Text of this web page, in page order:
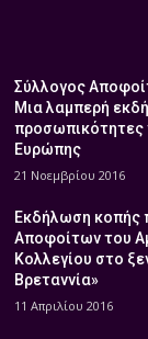
Σύλλογος
Μια λαμπερή
προσωπικότητες
Ευρώπης
21 Νοεμβρίου 2016
Εκδήλωση κοπής
Αποφοίτων του
Κολλεγίου στο
Βρεταννία»
11 Απριλίου 2016